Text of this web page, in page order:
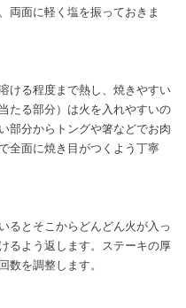
両面に軽く塩を振っておきま
ける程度まで熱し、焼きやすい
たる部分）は火を入れやすいの
部分からトングや箸などでお肉
全面に焼き目がつくよう丁寧
るとそこからどんどん火が入っ
るよう返します。ステーキの厚
数を調整します。